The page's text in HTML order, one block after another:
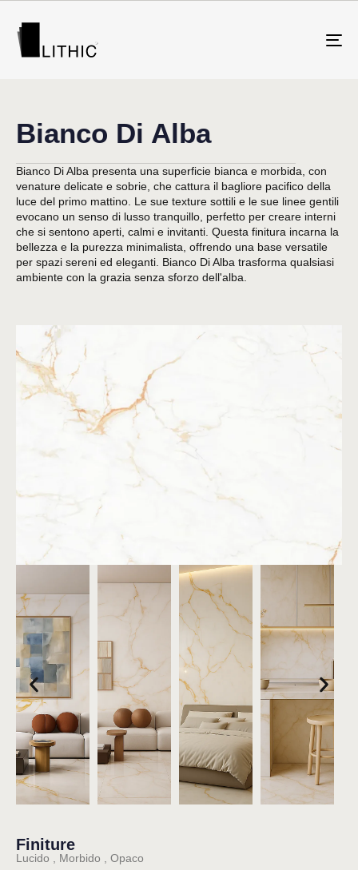
Bianco Di Alba
Bianco Di Alba presenta una superficie bianca e morbida, con
venature delicate e sobrie, che cattura il bagliore pacifico della
luce del primo mattino. Le sue texture sottili e le sue linee gentili
evocano un senso di lusso tranquillo, perfetto per creare interni
che si sentono aperti, calmi e invitanti. Questa finitura incarna la
bellezza e la purezza minimalista, offrendo una base versatile
per spazi sereni ed eleganti. Bianco Di Alba trasforma qualsiasi
ambiente con la grazia senza sforzo dell'alba.
Finiture
Lucido , Morbido , Opaco